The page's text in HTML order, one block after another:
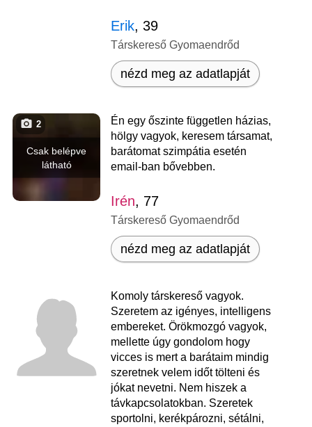
Erik, 39
Társkereső Gyomaendrőd
nézd meg az adatlapját
Csak belépve
látható
2
Én egy őszinte független házias,
hölgy vagyok, keresem társamat,
barátomat szimpátia esetén
email-ban bővebben.
Irén, 77
Társkereső Gyomaendrőd
nézd meg az adatlapját
Komoly társkereső vagyok.
Szeretem az igényes, intelligens
embereket. Örökmozgó vagyok,
mellette úgy gondolom hogy
vicces is mert a barátaim mindig
szeretnek velem időt tölteni és
jókat nevetni. Nem hiszek a
távkapcsolatokban. Szeretek
sportolni, kerékpározni, sétálni,